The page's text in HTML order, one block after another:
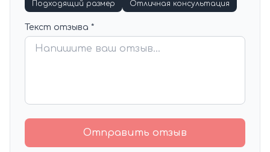
Подходящий размер
Отличная консультация
Текст отзыва *
Отправить отзыв